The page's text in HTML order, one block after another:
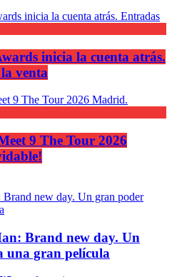
inicia la cuenta atrás.
venta
9 The Tour 2026
Brand new day. Un
una gran película